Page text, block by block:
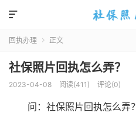

回执办理  正文
社保照片回执怎么弄？
2023-04-08 阅读(411 ) 评论(0)
问：社保照片回执怎么弄？